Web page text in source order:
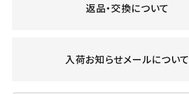
返品・交換について
入荷お知らせメールについて